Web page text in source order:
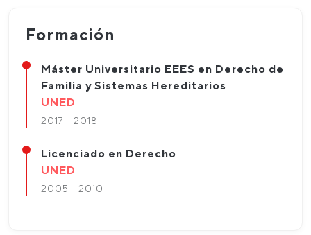
Formación
Máster Universitario EEES en Derecho de
Familia y Sistemas Hereditarios
UNED
2017 - 2018
Licenciado en Derecho
UNED
2005 - 2010